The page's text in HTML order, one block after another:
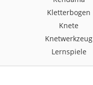
Kletterbogen
Knete
Knetwerkzeug
Lernspiele